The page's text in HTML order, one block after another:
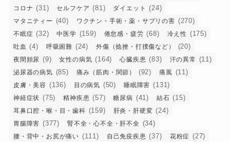
コロナ (31) セルフケア (81) ダイエット (24)
マタニティー (40) ワクチン・手術・薬・サプリの害 (270)
不眠症 (32) 中医学 (159) 倦怠感・疲労 (68) 冷え性 (175)
吐血 (4) 呼吸困難 (24) 外傷（捻挫・打撲傷など） (20)
夜間頻尿 (9) 女性の病気 (164) 心臓疾患 (83) 汗の異常 (11)
泌尿器の病気 (85) 痛み（筋肉・関節） (92) 痛風 (11)
皮膚・美容 (136) 目の病気 (50) 睡眠障害 (131)
神経症状 (75) 精神疾患 (57) 糖尿病 (41) 結石 (15)
耳鼻口腔・喉・目・歯科 (159) 肝炎・肝硬変 (24)
胃腸障害 (377) 腎不全・心不全・肝不全 (34)
腰・背中・お尻が痛い (111) 自己免疫疾患 (37) 花粉症 (27)